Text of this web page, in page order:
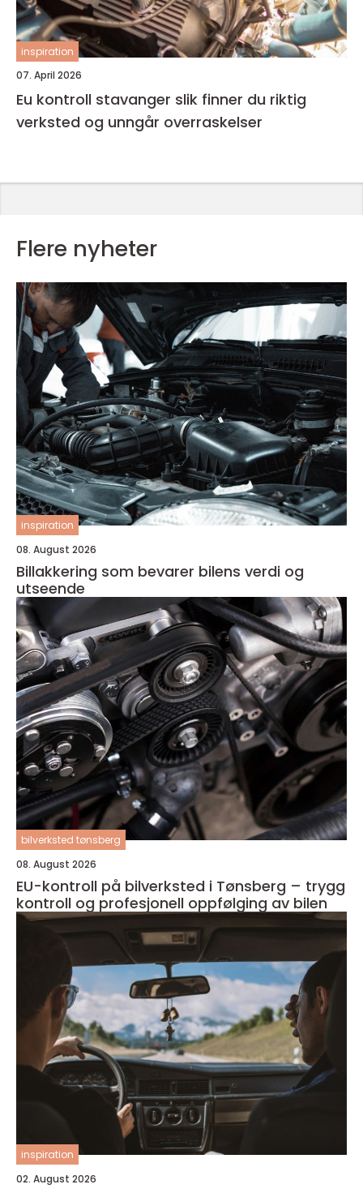
inspiration
07. April 2026
Eu kontroll stavanger slik finner du riktig
verksted og unngår overraskelser
Flere nyheter
inspiration
08. August 2026
Billakkering som bevarer bilens verdi og
utseende
bilverksted tønsberg
08. August 2026
EU-kontroll på bilverksted i Tønsberg – trygg
kontroll og profesjonell oppfølging av bilen
inspiration
02. August 2026